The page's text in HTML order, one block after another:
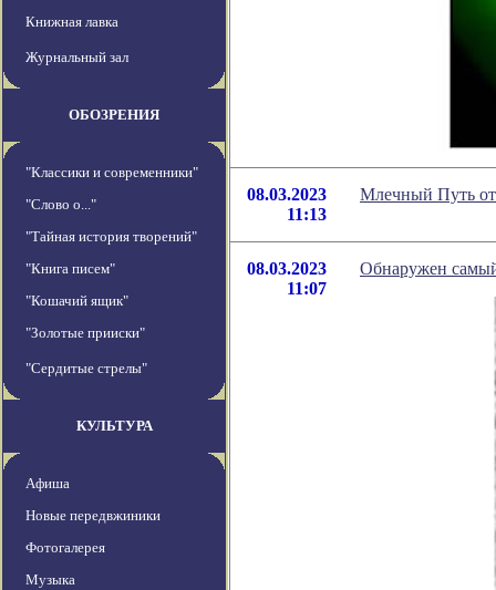
Книжная лавка
Журнальный зал
ОБОЗРЕНИЯ
"Классики и современники"
"Слово о..."
"Тайная история творений"
"Книга писем"
"Кошачий ящик"
"Золотые прииски"
"Сердитые стрелы"
КУЛЬТУРА
Афиша
Новые передвжиники
Фотогалерея
Музыка
08.03.2023
11:13
Млечный Путь
08.03.2023
11:07
Обнаружен